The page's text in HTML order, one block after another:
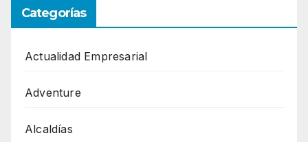
Categorías
Actualidad Empresarial
Adventure
Alcaldías